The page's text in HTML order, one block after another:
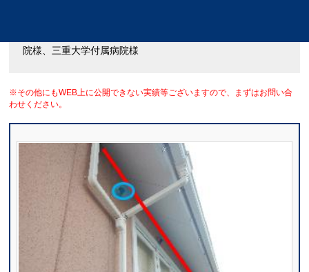
院様、三重大学付属病院様
※その他にもWEB上に公開できない実績等ございますので、まずはお問い合
わせください。